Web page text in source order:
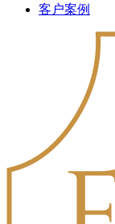
客户案例